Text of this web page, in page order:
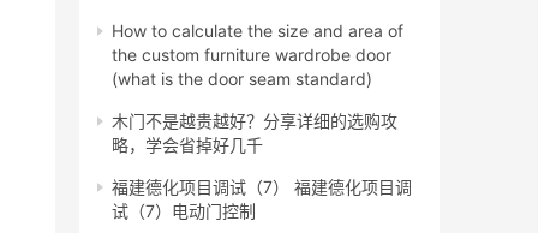
How to calculate the size and area of ​​
the custom furniture wardrobe door
(what is the door seam standard)
木门不是越贵越好？分享详细的选购攻
略，学会省掉好几千
福建德化项目调试（7） 福建德化项目调
试（7）电动门控制